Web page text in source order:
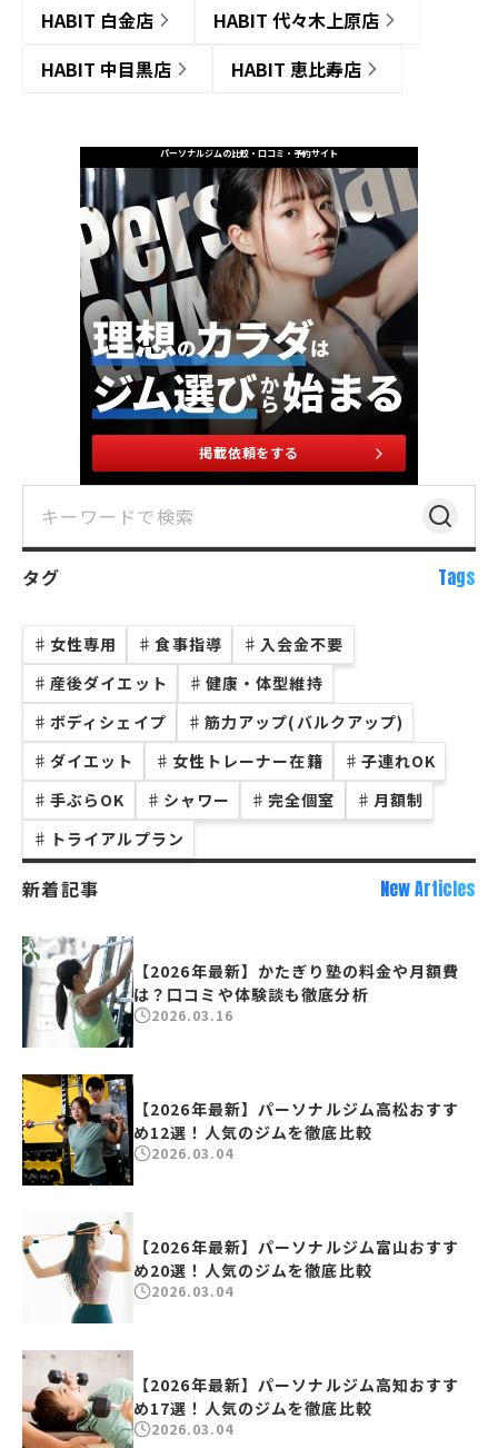
HABIT 白金店
HABIT 代々木上原店
HABIT 中目黒店
HABIT 恵比寿店
パーソナルジムの比較・口コミ・予約サイト
掲載依頼をする
タグ Tags
♯ 女性専用 ♯ 食事指導 ♯ 入会金不要
♯ 産後ダイエット ♯ 健康・体型維持
♯ ボディシェイプ ♯ 筋力アップ(バルクアップ)
♯ ダイエット ♯ 女性トレーナー在籍 ♯ 子連れOK
♯ 手ぶらOK ♯ シャワー ♯ 完全個室 ♯ 月額制
♯ トライアルプラン
新着記事 New Articles
【2026年最新】かたぎり塾の料金や月額費
は？口コミや体験談も徹底分析
2026.03.16
【2026年最新】パーソナルジム高松おすす
め12選！人気のジムを徹底比較
2026.03.04
【2026年最新】パーソナルジム富山おすす
め20選！人気のジムを徹底比較
2026.03.04
【2026年最新】パーソナルジム高知おすす
め17選！人気のジムを徹底比較
2026.03.04